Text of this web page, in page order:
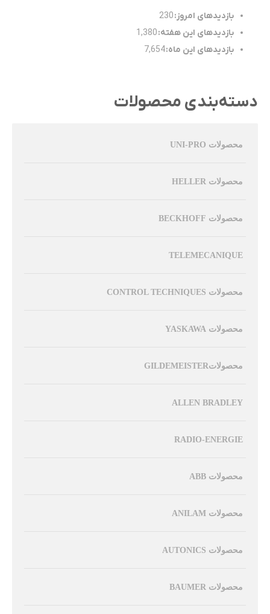
بازدیدهای امروز:230
بازدیدهای این هفته:1,380
بازدیدهای این ماه:7,654
دسته‌بندی محصولات
محصولات UNI-PRO
محصولات HELLER
محصولات BECKHOFF
TELEMECANIQUE
محصولات CONTROL TECHNIQUES
محصولات YASKAWA
محصولاتGILDEMEISTER
ALLEN BRADLEY
RADIO-ENERGIE
محصولات ABB
محصولات ANILAM
محصولات AUTONICS
محصولات BAUMER